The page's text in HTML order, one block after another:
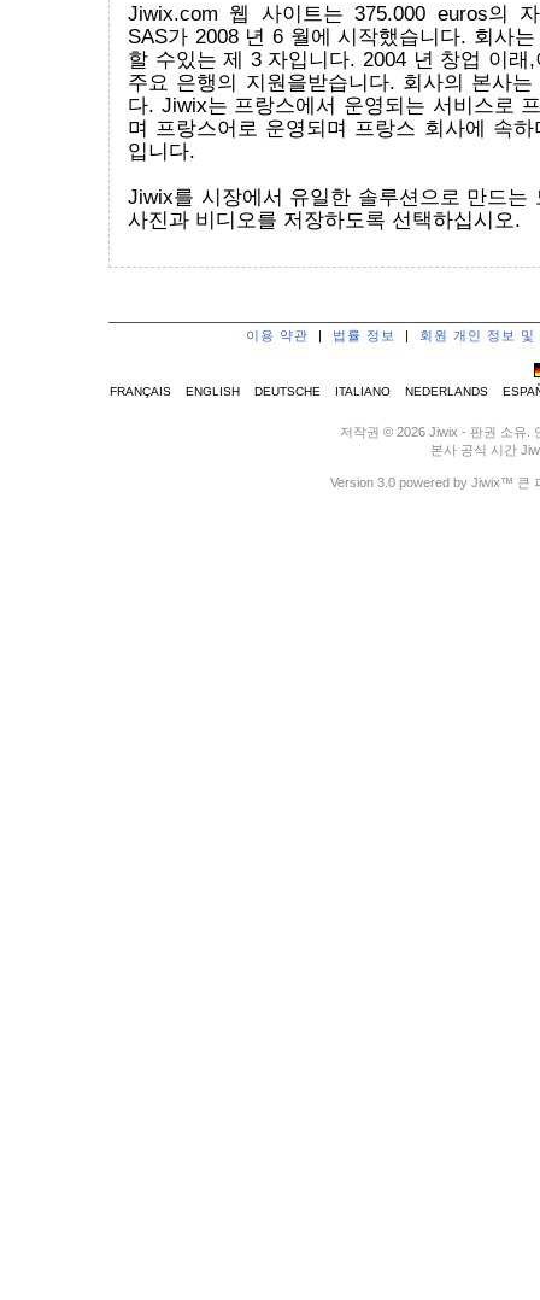
Jiwix.com 웹 사이트는 375.000 euros의
SAS가 2008 년 6 월에 시작했습니다. 회사
할 수있는 제 3 자입니다. 2004 년 창업 이래
주요 은행의 지원을받습니다. 회사의 본사
다. Jiwix는 프랑스에서 운영되는 서비스로
며 프랑스어로 운영되며 프랑스 회사에 속
입니다.
Jiwix를 시장에서 유일한 솔루션으로 만드는
사진과 비디오를 저장하도록 선택하십시오.
이용 약관 | 법률 정보 | 회원 개인 정보 및
FRANÇAIS ENGLISH DEUTSCHE ITALIANO NEDERLANDS
저작권 © 2026 Jiwix - 판권 소유.
본사 공식 시간
Version 3.0 powered by Jiwix™ 큰